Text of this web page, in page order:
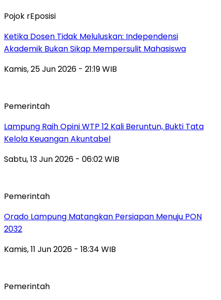
Pojok rEposisi
Ketika Dosen Tidak Meluluskan: Independensi
Akademik Bukan Sikap Mempersulit Mahasiswa
Kamis, 25 Jun 2026 - 21:19 WIB
Pemerintah
Lampung Raih Opini WTP 12 Kali Beruntun, Bukti Tata
Kelola Keuangan Akuntabel
Sabtu, 13 Jun 2026 - 06:02 WIB
Pemerintah
Orado Lampung Matangkan Persiapan Menuju PON
2032
Kamis, 11 Jun 2026 - 18:34 WIB
Pemerintah